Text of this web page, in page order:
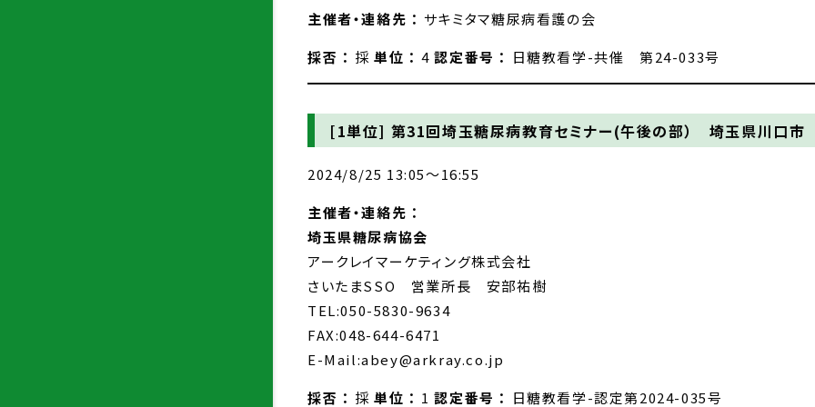
主催者・連絡先 ： サキミタマ糖尿病看護の会
採否 ： 採単位 ：4認定番号 ： 日糖教看学-共催 第24-033号
[1単位] 第31回埼玉糖尿病教育セミナー(午後の部） 埼玉県川口市
2024/8/25 13:05～16:55
主催者・連絡先 ：
埼玉県糖尿病協会
アークレイマーケティング株式会社
さいたまSSO 営業所長 安部祐樹
TEL:050-5830-9634
FAX:048-644-6471
E-Mail:abey@arkray.co.jp
採否 ： 採単位 ： 1認定番号 ： 日糖教看学-認定第2024-035号